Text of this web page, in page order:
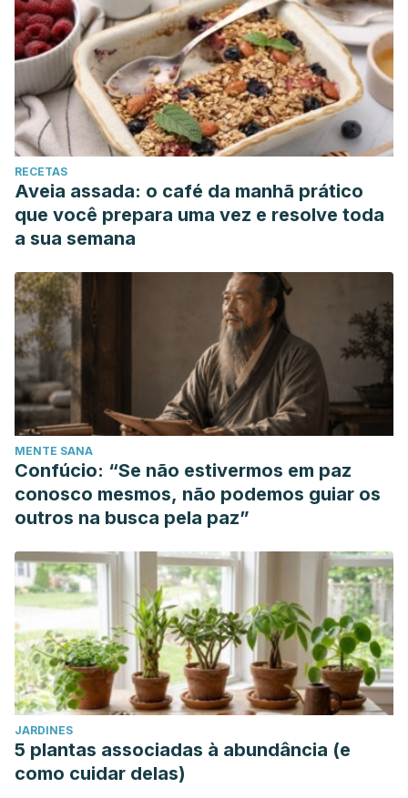
RECETAS
Aveia assada: o café da manhã prático
que você prepara uma vez e resolve toda
a sua semana
MENTE SANA
Confúcio: “Se não estivermos em paz
conosco mesmos, não podemos guiar os
outros na busca pela paz”
JARDINES
5 plantas associadas à abundância (e
como cuidar delas)